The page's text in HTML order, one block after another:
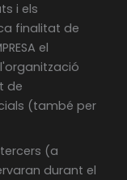
i els
finalitat de
el
de
(també per
(a
durant el